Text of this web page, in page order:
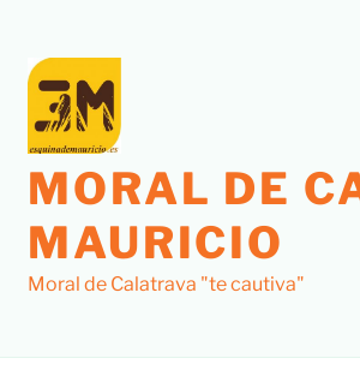
MORAL DE
MAURICIO
Moral de Calatrava "te cautiva"